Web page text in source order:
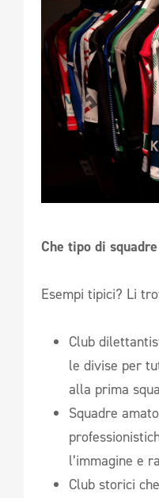
Che tipo di
Esempi tipici? Li
Club
le divise per
alla prima
Squadre
l’immagine e
Club storici